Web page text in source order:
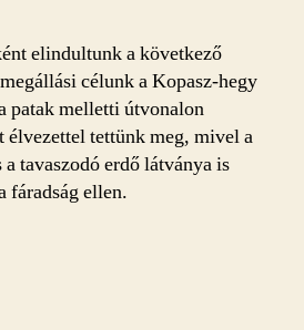
elindultunk a következő
célunk a Kopasz-hegy
patak melletti útvonalon
tettünk meg, mivel a
a tavaszodó erdő látványa is
fáradság ellen.